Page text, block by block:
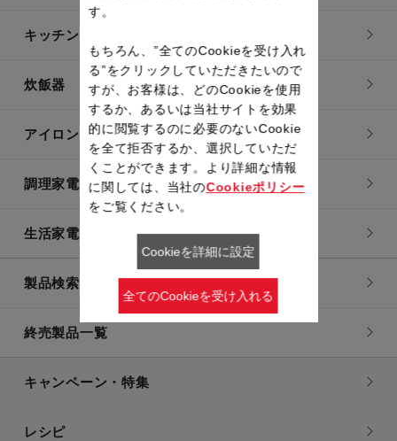
キッチン用品
炊飯器
アイロン・衣類スチーマー
調理家電
生活家電
製品検索一覧
終売製品一覧
キャンペーン・特集
レシピ
す。
もちろん、”全てのCookieを受け入れ
る”をクリックしていただきたいので
すが、お客様は、どのCookieを使用
するか、あるいは当社サイトを効果
的に閲覧するのに必要のないCookie
を全て拒否するか、選択していただ
くことができます。より詳細な情報
に関しては、当社のCookieポリシー
をご覧ください。
Cookieを詳細に設定
全てのCookieを受け入れる